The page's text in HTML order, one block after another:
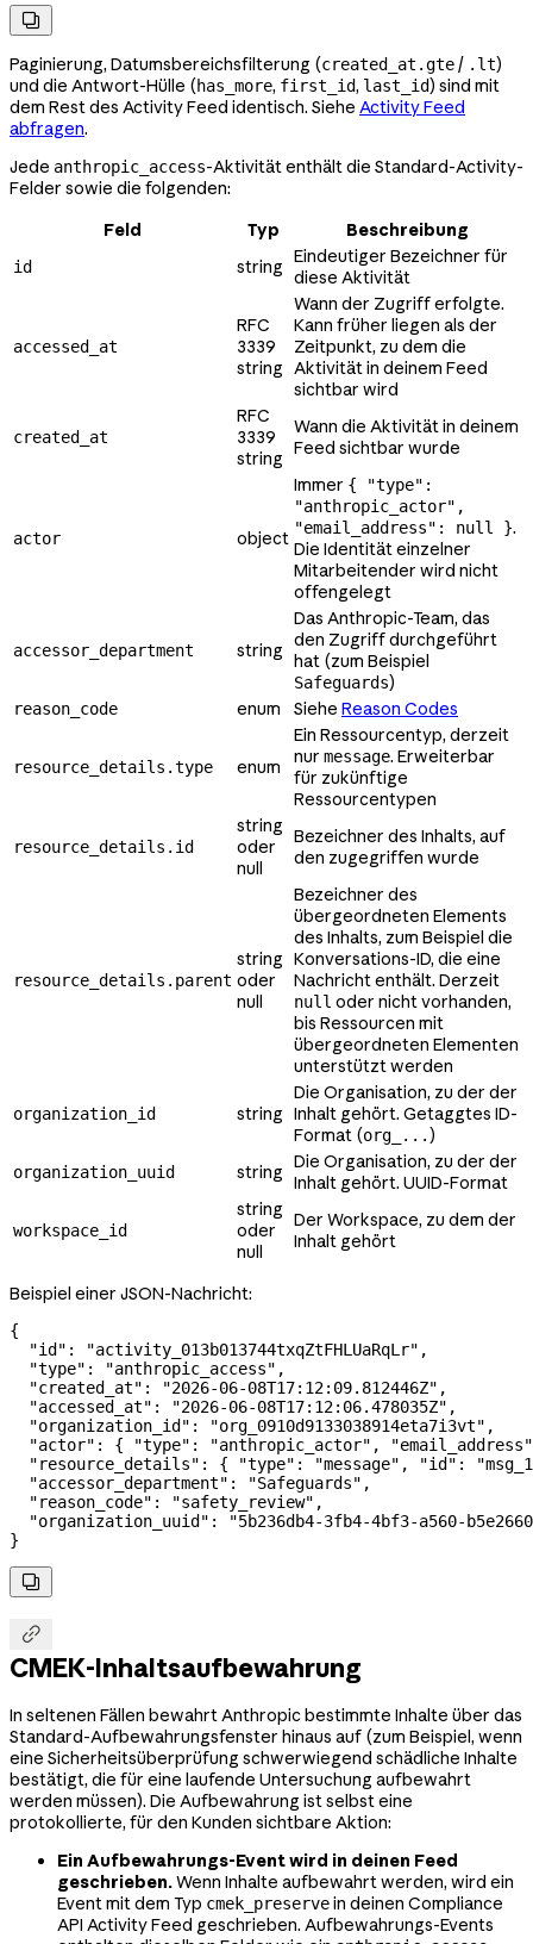

Paginierung, Datumsbereichsfilterung (created_at.gte/ .lt)
und die Antwort-Hülle (has_more, first_id, last_id) sind mit
dem Rest des Activity Feed identisch. Siehe Activity Feed
abfragen.
Jede anthropic_access-Aktivität enthält die Standard-Activity-
Felder sowie die folgenden:
Feld
Typ Beschreibung
id string Eindeutiger Bezeichner für
diese Aktivität
accessed_at
RFC
3339
string
Wann der Zugriff erfolgte.
Kann früher liegen als der
Zeitpunkt, zu dem die
Aktivität in deinem Feed
sichtbar wird
created_at
RFC
3339
string
Wann die Aktivität in deinem
Feed sichtbar wurde
actor object
Immer { "type":
"anthropic_actor",
"email_address": null }.
Die Identität einzelner
Mitarbeitender wird nicht
offengelegt
accessor_department string
Das Anthropic-Team, das
den Zugriff durchgeführt
hat (zum Beispiel
Safeguards)
reason_code enum Siehe Reason Codes
resource_details.type enum
Ein Ressourcentyp, derzeit
nur message. Erweiterbar
für zukünftige
Ressourcentypen
resource_details.id
string
oder
null
Bezeichner des Inhalts, auf
den zugegriffen wurde
resource_details.parent
string
oder
null
Bezeichner des
übergeordneten Elements
des Inhalts, zum Beispiel die
Konversations-ID, die eine
Nachricht enthält. Derzeit
null oder nicht vorhanden,
bis Ressourcen mit
übergeordneten Elementen
unterstützt werden
organization_id string
Die Organisation, zu der der
Inhalt gehört. Getaggtes ID-
Format (org_...)
organization_uuid string Die Organisation, zu der der
Inhalt gehört. UUID-Format
workspace_id
string
oder
null
Der Workspace, zu dem der
Inhalt gehört
Beispiel einer JSON-Nachricht:
{
  "id"
: "activity_013b013744txqZtFHLUaRqLr" ,
  "type"
: "anthropic_access" ,
  "created_at"
: "2026-06-08T17:12:09.812446Z" ,
  "accessed_at"
: "2026-06-08T17:12:06.478035Z" ,
  "organization_id"
: "org_0910d9133038914eta7i3vt" ,
  "actor"
: { "type" : "anthropic_actor" ,
"email_address"
  "resource_details"
: { "type" : "message" , "id" :
  "accessor_department"
: "Safeguards" ,
  "reason_code"
: "safety_review" ,
  "organization_uuid"
:
"5b236db4-3fb4-4bf3-a560-
}


CMEK-Inhaltsaufbewahrung
In seltenen Fällen bewahrt Anthropic bestimmte Inhalte über das
Standard-Aufbewahrungsfenster hinaus auf (zum Beispiel, wenn
eine Sicherheitsüberprüfung schwerwiegend schädliche Inhalte
bestätigt, die für eine laufende Untersuchung aufbewahrt
werden müssen). Die Aufbewahrung ist selbst eine
protokollierte, für den Kunden sichtbare Aktion:
Ein Aufbewahrungs-Event wird in deinen Feed
geschrieben.Wenn Inhalte aufbewahrt werden, wird ein
Event mit dem Typ cmek_preservein deinen Compliance
API Activity Feed geschrieben. Aufbewahrungs-Events